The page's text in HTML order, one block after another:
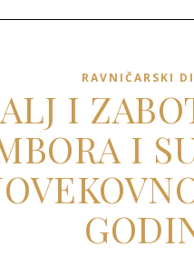
RAVNIČARSKI
I
I